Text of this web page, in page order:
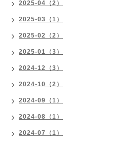
2025-04（2）
2025-03（1）
2025-02（2）
2025-01（3）
2024-12（3）
2024-10（2）
2024-09（1）
2024-08（1）
2024-07（1）